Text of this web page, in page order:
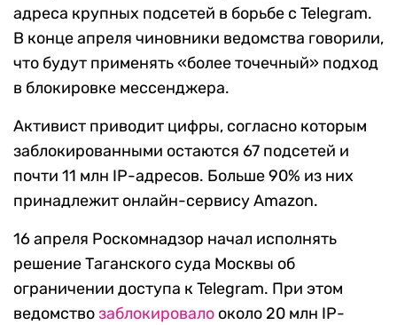
адреса крупных подсетей в борьбе c Telegram.
В конце апреля чиновники ведомства говорили,
что будут применять «более точечный» подход
в блокировке мессенджера.
Активист приводит цифры, согласно которым
заблокированными остаются 67 подсетей и
почти 11 млн IP-адресов. Больше 90% из них
принадлежит онлайн-сервису Amazon.
16 апреля Роскомнадзор начал исполнять
решение Таганского суда Москвы об
ограничении доступа к Telegram. При этом
ведомствозаблокировало около 20 млн IP-